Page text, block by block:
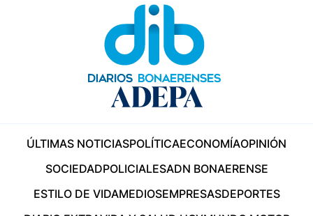
ÚLTIMAS NOTICIASPOLÍTICAECONOMÍAOPINIÓN
SOCIEDADPOLICIALESADN BONAERENSE
ESTILO DE VIDAMEDIOSEMPRESASDEPORTES